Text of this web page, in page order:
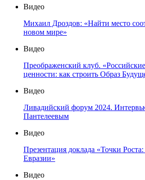
Видео
Михаил Дроздов: «Найти место
новом мире»
Видео
Преображенский клуб.
ценности: как строить Образ
Видео
Ливадийский форум 2024.
Пантелеевым
Видео
Презентация доклада «Точки
Евразии»
Видео